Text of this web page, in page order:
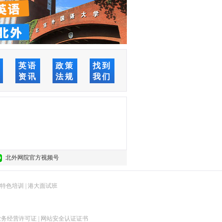
英语
资讯
政策
法规
找到
我们
北外网院官方视频号
特色培训 港大面试班
经营许可证 网站安全认证证书